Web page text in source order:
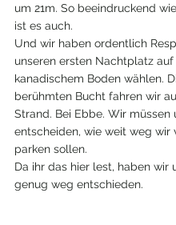
um 21m. So beeindruckend
ist es auch.
Und wir haben ordentlich
unseren ersten Nachtplatz auf
kanadischem Boden wählen.
berühmten Bucht fahren wir
Strand. Bei Ebbe. Wir müssen
entscheiden, wie weit weg wir
parken sollen.
Da ihr das hier lest, haben wir
genug weg entschieden.